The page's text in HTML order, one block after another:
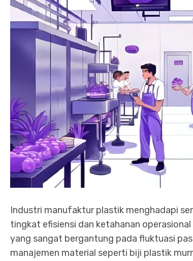
Industri manufaktur plastik menghadapi
tingkat efisiensi dan ketahanan
yang sangat bergantung pada fluktuasi
manajemen material seperti biji plastik